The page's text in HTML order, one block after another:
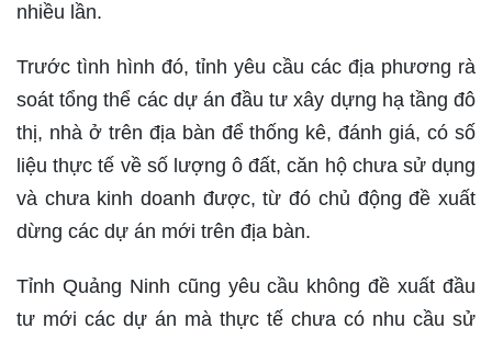
nhiều lần.
Trước tình hình đó, tỉnh yêu cầu các địa phương rà
soát tổng thể các dự án đầu tư xây dựng hạ tầng đô
thị, nhà ở trên địa bàn để thống kê, đánh giá, có số
liệu thực tế về số lượng ô đất, căn hộ chưa sử dụng
và chưa kinh doanh được, từ đó chủ động đề xuất
dừng các dự án mới trên địa bàn.
Tỉnh Quảng Ninh cũng yêu cầu không đề xuất đầu
tư mới các dự án mà thực tế chưa có nhu cầu sử